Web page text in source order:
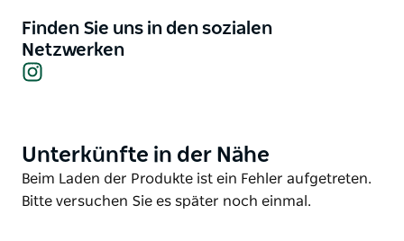
Entdecker. Freut euch auf Mitmach-Tanzaktionen,
einen Kostümwettbewerb, eine Bar und leckere
Snacks.
unvergessliches Erlebnis!
Finden Sie uns in den sozialen
Netzwerken
Product
List
Unterkünfte in der Nähe
Product
List
Beim Laden der Produkte ist ein Fehler aufgetreten.
Bitte versuchen Sie es später noch einmal.